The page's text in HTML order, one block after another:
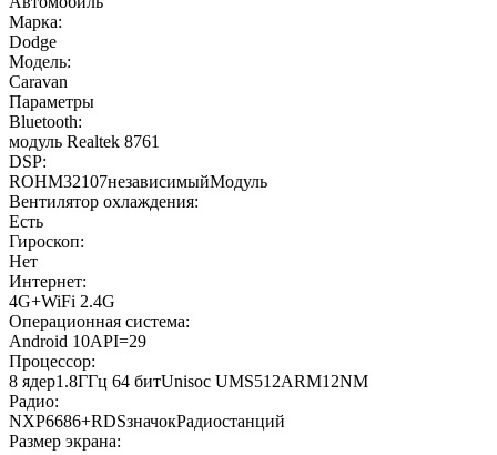
Марка:
Dodge
Модель:
Caravan
Параметры
Bluetooth:
модуль Realtek 8761
DSP:
ROHM32107независимыйМодуль
Вентилятор охлаждения:
Есть
Гироскоп:
Нет
Интернет:
4G+WiFi 2.4G
Операционная система:
Android 10API=29
Процессор:
8 ядер1.8ГГц 64 битUnisoc UMS512ARM12NM
Радио:
NXP6686+RDSзначокРадиостанций
Размер экрана: